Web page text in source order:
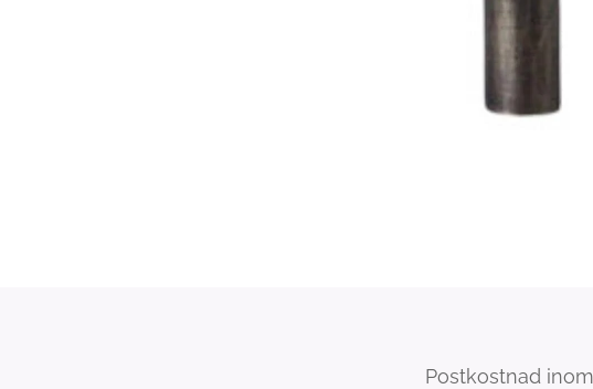
Postkostnad